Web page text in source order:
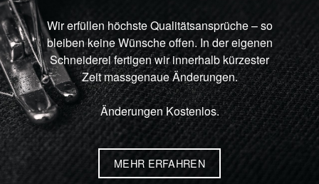
Wir erfüllen höchste Qualitätsansprüche – so
bleiben keine Wünsche offen. In der eigenen
Schneiderei fertigen wir innerhalb kürzester
Zeit massgenaue Änderungen.
Änderungen Kostenlos.
MEHR ERFAHREN